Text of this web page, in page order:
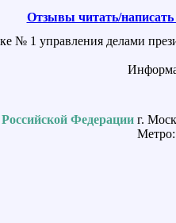
Отзывы читать/написать
№ 1 управления делами
Федерации г.
Метро: